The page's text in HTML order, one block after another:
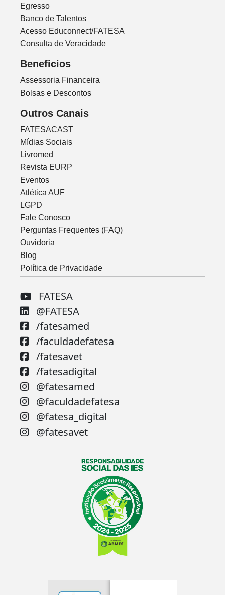
Egresso
Banco de Talentos
Acesso Educonnect/FATESA
Consulta de Veracidade
Beneficios
Assessoria Financeira
Bolsas e Descontos
Outros Canais
FATESACAST
Mídias Sociais
Livromed
Revista EURP
Eventos
Atlética AUF
LGPD
Fale Conosco
Perguntas Frequentes (FAQ)
Ouvidoria
Blog
Política de Privacidade
FATESA
@FATESA
/fatesamed
/faculdadefatesa
/fatesavet
/fatesadigital
@fatesamed
@faculdadefatesa
@fatesa_digital
@fatesavet